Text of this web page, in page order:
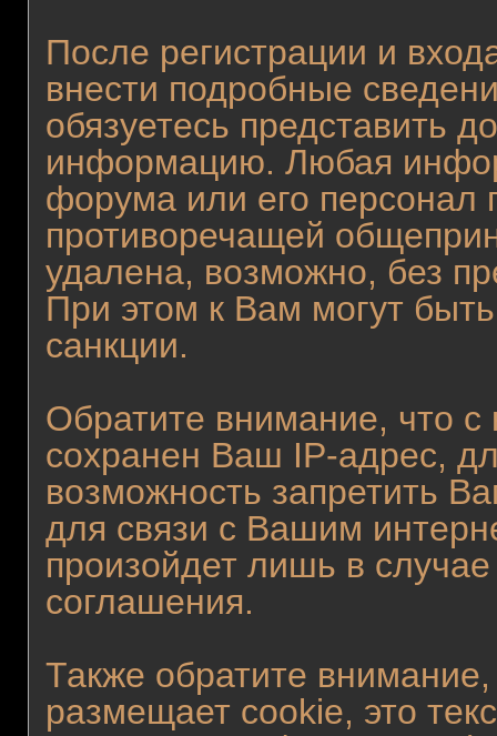
После регистрации и
внести подробные
обязуетесь представить
информацию. Любая
форума или его персонал
противоречащей
удалена, возможно, без
При этом к Вам могут
санкции.
Обратите внимание, что
сохранен Ваш IP-адрес,
возможность запретить
для связи с Вашим
произойдет лишь в
соглашения.
Также обратите
размещает cookie, это